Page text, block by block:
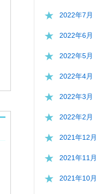
2022年7月
2022年6月
2022年5月
2022年4月
2022年3月
2022年2月
2021年12月
2021年11月
2021年10月